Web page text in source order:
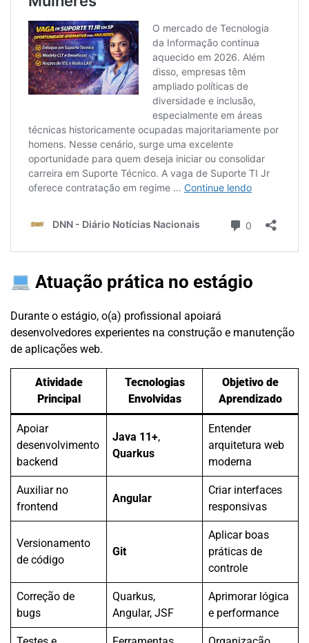
Atuação prática no estágio
Durante o estágio, o(a) profissional apoiará
desenvolvedores experientes na construção e manutenção
de aplicações web.
Atividade
Principal
Tecnologias
Envolvidas
Objetivo de
Aprendizado
Apoiar
desenvolvimento
backend
Java 11+,
Quarkus
Entender
arquitetura web
moderna
Auxiliar no
frontend
Angular
Criar interfaces
responsivas
Versionamento
de código
Git
Aplicar boas
práticas de
controle
Correção de
bugs
Quarkus,
Angular, JSF
Aprimorar lógica
e performance